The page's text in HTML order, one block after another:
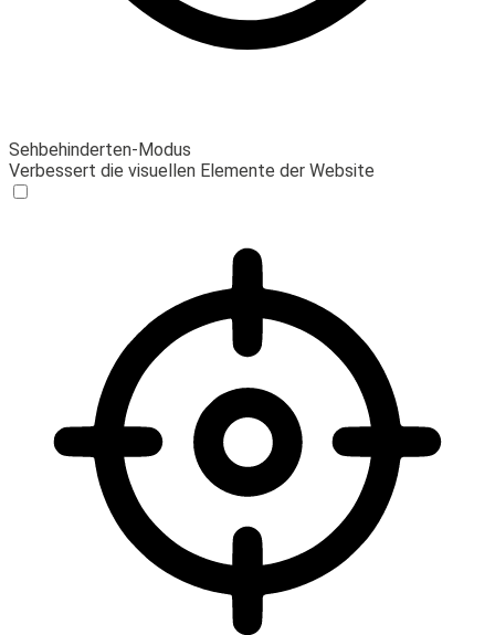
Sehbehinderten-Modus
Verbessert die visuellen Elemente der Website